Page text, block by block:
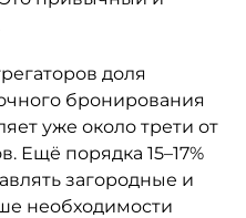
доля
бронирования
уже около трети от
Ещё порядка 15–17%
загородные и
необходимости